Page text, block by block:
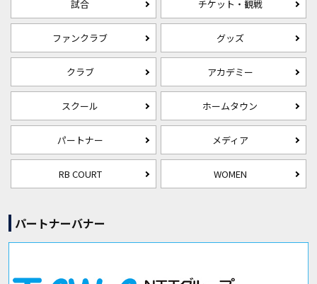
試合 チケット・観戦
ファンクラブ グッズ
クラブ アカデミー
スクール ホームタウン
パートナー メディア
RB COURT WOMEN
パートナーバナー